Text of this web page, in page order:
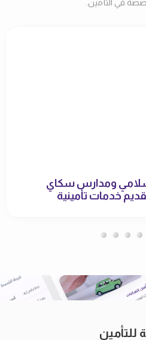
في التأمين.
ومدارس سكاي
خدمات تأمينية
للتأمين